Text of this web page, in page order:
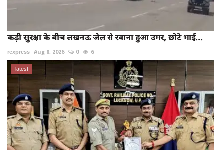
कड़ी सुरक्षा के बीच लखनऊ जेल से रवाना हुआ उमर, छोटे भाई...
rexpress Aug 8, 2026 0 6
latest